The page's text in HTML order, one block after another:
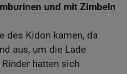
und mit Zimbeln
des Kidon kamen, da
aus, um die Lade
hatten sich